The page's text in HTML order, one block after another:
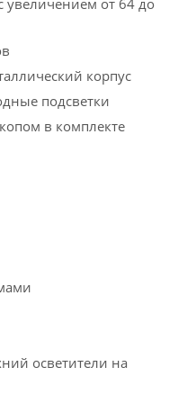
увеличением от 64 до
корпус
подсветки
в комплекте
осветители на